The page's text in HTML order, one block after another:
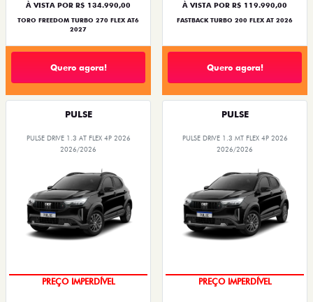
À VISTA POR R$ 134.990,00
TORO FREEDOM TURBO 270 FLEX AT6
2027
Quero agora!
À VISTA POR R$ 119.990,00
FASTBACK TURBO 200 FLEX AT 2026
Quero agora!
PULSE
PULSE DRIVE 1.3 AT FLEX 4P 2026
2026/2026
O SUV AUTOMÁTICO MAIS
PULSE
PULSE DRIVE 1.3 MT FLEX 4P 2026
2026/2026
OPORTUNIDADE